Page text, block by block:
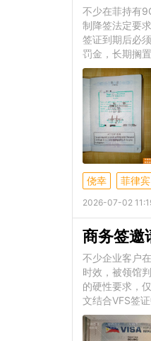
不少在菲持有
制降签法定要
签证到期后必
罚金，长期搁
侥幸 菲律宾
2026-07-02
商务签邀
不少企业客户
时效，被领馆
的硬性要求，
文结合VFS签